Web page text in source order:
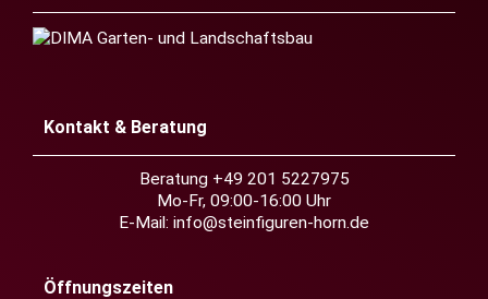
Kontakt & Beratung
Beratung +49 201 5227975
Mo-Fr, 09:00-16:00 Uhr
E-Mail: info@steinfiguren-horn.de
Öffnungszeiten